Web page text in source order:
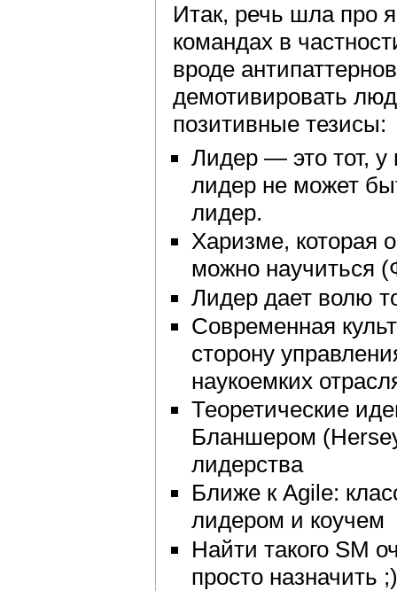
Итак, речь шла про
командах в
вроде
демотивировать
позитивные тезисы:
Лидер — это тот, у
лидер не может
лидер.
Харизме, которая
можно научиться
Лидер дает волю
Современная
сторону
наукоемких
Теоретические
Бланшером
лидерства
Ближе к Agile:
лидером и коучем
Найти такого SM
просто назначить ;)